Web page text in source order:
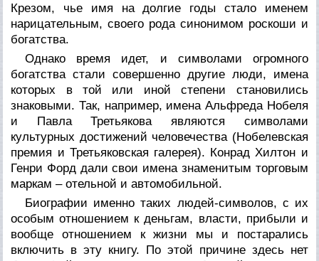
Крезом, чье имя на долгие годы стало именем
нарицательным, своего рода синонимом роскоши и
богатства.
Однако время идет, и символами огромного
богатства стали совершенно другие люди, имена
которых в той или иной степени становились
знаковыми. Так, например, имена Альфреда Нобеля
и Павла Третьякова являются символами
культурных достижений человечества (Нобелевская
премия и Третьяковская галерея). Конрад Хилтон и
Генри Форд дали свои имена знаменитым торговым
маркам – отельной и автомобильной.
Биографии именно таких людей-символов, с их
особым отношением к деньгам, власти, прибыли и
вообще отношением к жизни мы и постарались
включить в эту книгу. По этой причине здесь нет